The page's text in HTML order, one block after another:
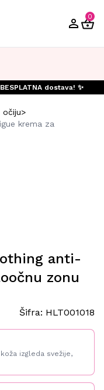
0
dostava! ✨
očiju>
krema za
anti-
zonu
Šifra: HLT001018
izgleda svežije,